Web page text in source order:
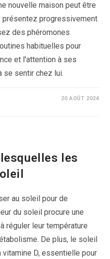
nouvelle maison peut être
présentez progressivement
des phéromones
habituelles pour
et l'attention à ses
se sentir chez lui.
20 AOÛT 2024
les
au soleil pour de
du soleil procure une
réguler leur température
De plus, le soleil
D, essentielle pour